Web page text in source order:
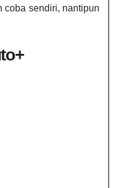
coba sendiri, nantipun